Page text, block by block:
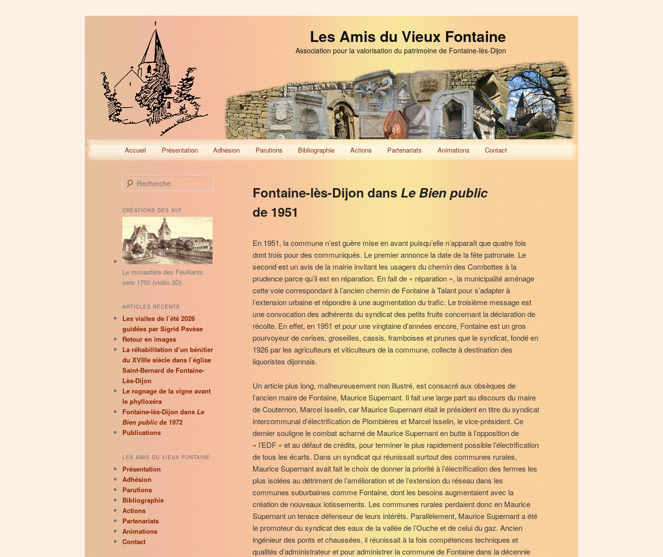
Les Amis du Vieux Fontaine
Association pour la valorisation du patrimoine de Fontaine-lès-Dijon
Menu
principal
Aller
au
principal
Aller
au
secondaire
Accueil Présentation Adhésion Parutions Bibliographie Actions Partenariats Animations Contact
Fontaine-lès-Dijon dans Le Bien public
de 1951
En 1951, la commune n’est guère mise en avant puisqu’elle n’apparaît que quatre fois
dont trois pour des communiqués. Le premier annonce la date de la fête patronale. Le
second est un avis de la mairie invitant les usagers du chemin des Combottes à la
prudence parce qu’il est en réparation. En fait de « réparation », la municipalité aménage
cette voie correspondant à l’ancien chemin de Fontaine à Talant pour s’adapter à
l’extension urbaine et répondre à une augmentation du trafic. Le troisième message est
une convocation des adhérents du syndicat des petits fruits concernant la déclaration de
récolte. En effet, en 1951 et pour une vingtaine d’années encore, Fontaine est un gros
pourvoyeur de cerises, groseilles, cassis, framboises et prunes que le syndicat, fondé en
1926 par les agriculteurs et viticulteurs de la commune, collecte à destination des
liquoristes dijonnais.
Un article plus long, malheureusement non illustré, est consacré aux obsèques de
l’ancien maire de Fontaine, Maurice Supernant. Il fait une large part au discours du maire
de Couternon, Marcel Isselin, car Maurice Supernant était le président en titre du syndicat
intercommunal d’électrification de Plombières et Marcel Isselin, le vice-président. Ce
dernier souligne le combat acharné de Maurice Supernant en butte à l’opposition de
« l’EDF » et au défaut de crédits, pour terminer le plus rapidement possible l’électrification
de tous les écarts. Dans un syndicat qui réunissait surtout des communes rurales,
Maurice Supernant avait fait le choix de donner la priorité à l’électrification des fermes les
plus isolées au détriment de l’amélioration et de l’extension du réseau dans les
communes suburbaines comme Fontaine, dont les besoins augmentaient avec la
création de nouveaux lotissements. Les communes rurales perdaient donc en Maurice
Supernant un tenace défenseur de leurs intérêts. Parallèlement, Maurice Supernant a été
le promoteur du syndicat des eaux de la vallée de l’Ouche et de celui du gaz. Ancien
ingénieur des ponts et chaussées, il réunissait à la fois compétences techniques et
qualités d’administrateur et pour administrer la commune de Fontaine dans la décennie
e
h
e
h
e
CRÉATIONS DES AVF
Le monastère des Feuillants
vers 1700 (vidéo 3D)
ARTICLES RÉCENTS
Les visites de l’été 2026
guidées par Sigrid Pavèse
Retour en images
La réhabilitation d’un bénitier
du XVIIIe siècle dans l’église
Saint-Bernard de Fontaine-
Lès-Dijon
Le rognage de la vigne avant
le phylloxéra
Fontaine-lès-Dijon dans Le
Bien publicde 1972
Publications
LES AMIS DU VIEUX FONTAINE
Présentation
Adhésion
Parutions
Bibliographie
Actions
Partenariats
Animations
Contact